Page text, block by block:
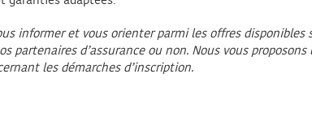
informer et vous orienter parmi les offres
partenaires d’assurance ou non. Nous vous
les démarches d’inscription.